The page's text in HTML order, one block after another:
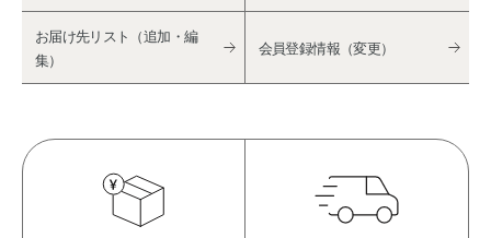
お届け先リスト（追加・編
集）
会員登録情報（変更）